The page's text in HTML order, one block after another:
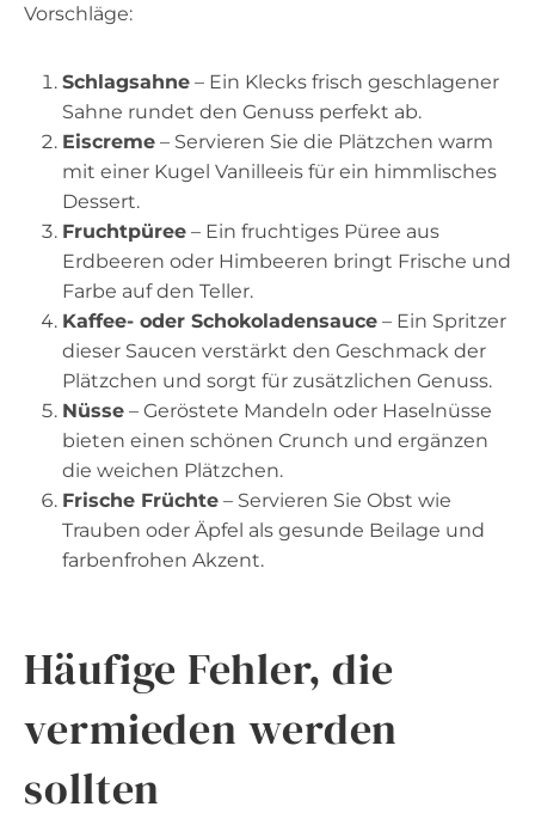
Vorschläge:
Schlagsahne – Ein Klecks frisch geschlagener
Sahne rundet den Genuss perfekt ab.
Eiscreme – Servieren Sie die Plätzchen warm
mit einer Kugel Vanilleeis für ein himmlisches
Dessert.
Fruchtpüree – Ein fruchtiges Püree aus
Erdbeeren oder Himbeeren bringt Frische und
Farbe auf den Teller.
Kaffee- oder Schokoladensauce – Ein Spritzer
dieser Saucen verstärkt den Geschmack der
Plätzchen und sorgt für zusätzlichen Genuss.
Nüsse – Geröstete Mandeln oder Haselnüsse
bieten einen schönen Crunch und ergänzen
die weichen Plätzchen.
Frische Früchte – Servieren Sie Obst wie
Trauben oder Äpfel als gesunde Beilage und
farbenfrohen Akzent.
Häufige Fehler, die
vermieden werden
sollten